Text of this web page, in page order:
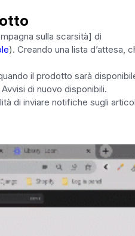
sulla scarsità] di
). Creando una lista d’attesa,
il prodotto sarà
di nuovo disponibili.
di inviare notifiche sugli